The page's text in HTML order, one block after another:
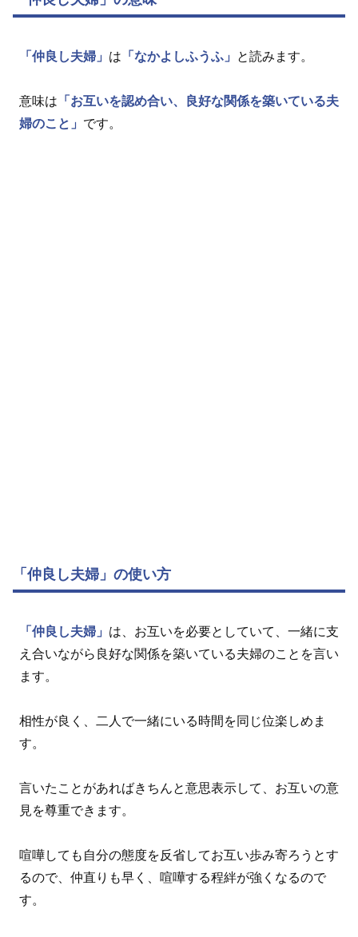
「仲良し夫婦」 は 「なかよしふうふ」 と読みます。
意味は 「お互いを認め合い、良好な関係を築いている夫
婦のこと」 です。
「仲良し夫婦」の使い方
「仲良し夫婦」 は、お互いを必要としていて、一緒に支
え合いながら良好な関係を築いている夫婦のことを言い
ます。
相性が良く、二人で一緒にいる時間を同じ位楽しめま
す。
言いたことがあればきちんと意思表示して、お互いの意
見を尊重できます。
喧嘩しても自分の態度を反省してお互い歩み寄ろうとす
るので、仲直りも早く、喧嘩する程絆が強くなるので
す。